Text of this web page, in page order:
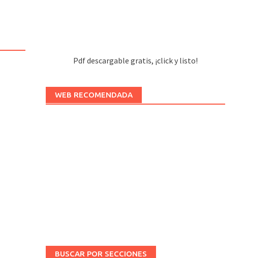
Pdf descargable gratis, ¡click y listo!
WEB RECOMENDADA
BUSCAR POR SECCIONES